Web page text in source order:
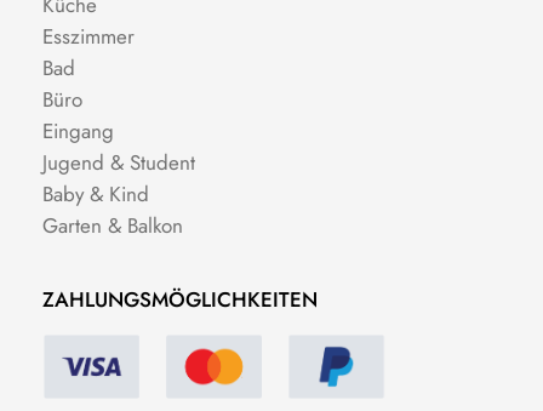
Esszimmer
Bad
Büro
Eingang
Jugend & Student
Baby & Kind
Garten & Balkon
ZAHLUNGSMÖGLICHKEITEN